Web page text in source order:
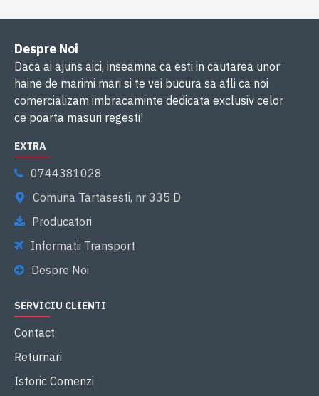
Despre Noi
Daca ai ajuns aici, inseamna ca esti in cautarea unor
haine de marimi mari si te vei bucura sa afli ca noi
comercializam imbracaminte dedicata exclusiv celor
ce poarta masuri regesti!
EXTRA
0744381028
Comuna Tartasesti, nr 335 D
Producatori
Informatii Transport
Despre Noi
SERVICIU CLIENTI
Contact
Returnari
Istoric Comenzi